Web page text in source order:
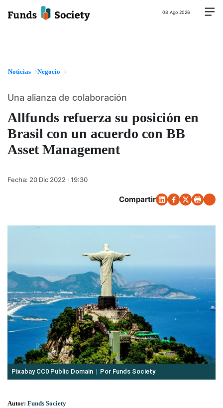
08 Ago 2026
Noticias Negocio
Allfunds refuerza su posición en
Brasil con un acuerdo con BB
Asset Management
Una alianza de colaboración
Fecha: 20 Dic 2022 · 19:30
Compartir
Pixabay CC0 Public Domain Por Funds Society
Autor: Funds Society